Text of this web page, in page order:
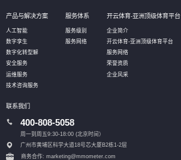
产品与解决方案
人工智能
数字孪生
数字化转型解
安全服务
运维服务
技术咨询服务
服务体系
服务级别
服务网络
开云体育-亚洲顶级体育平台
企业简介
开云体育-亚洲顶级体育平台
服务网络
荣誉资质
企业风采
联系我们
400-808-5058
周一到周五9:30-18:00 (北京时间）
广州市黄埔区科学大道18号芯大厦B2栋1-2层
商务合作: marketing@mmometer.com